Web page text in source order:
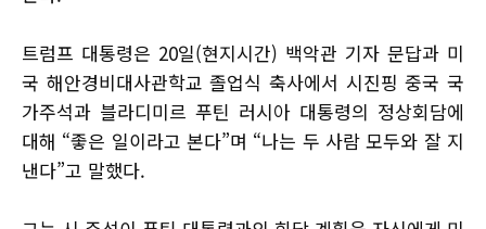
트럼프 대통령은 20일(현지시간) 백악관 기자 문답과 미
국 해안경비대사관학교 졸업식 축사에서 시진핑 중국 국
가주석과 블라디미르 푸틴 러시아 대통령의 정상회담에
대해 “좋은 일이라고 본다”며 “나는 두 사람 모두와 잘 지
낸다”고 말했다.